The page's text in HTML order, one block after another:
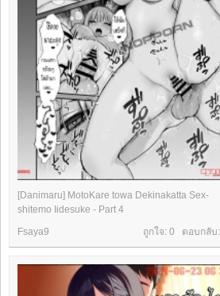
[Danimaru] MotoKare towa Dekinakatta Sex-
shitemo Iidesuke - Part 4
ถูกใจ: 0 ตอบกลับ:
Fsaya9